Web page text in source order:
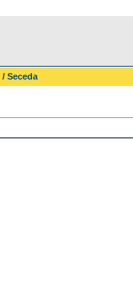
/ Seceda